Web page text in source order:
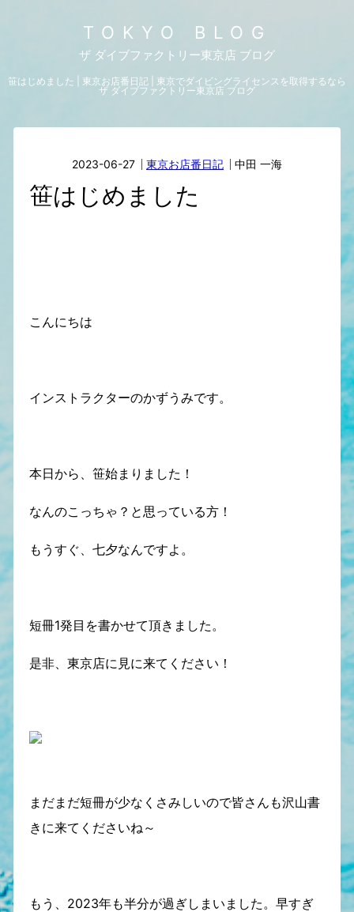
TOKYO BLOG
ザ ダイブファクトリー東京店 ブログ
笹はじめました | 東京お店番日記 | 東京でダイビングライセンスを取得するなら
ザ ダイブファクトリー東京店 ブログ
2023-06-27 東京お店番日記 中田 一海
笹はじめました
こんにちは
インストラクターのかずうみです。
本日から、笹始まりました！
なんのこっちゃ？と思っている方！
もうすぐ、七夕なんですよ。
短冊1発目を書かせて頂きました。
是非、東京店に見に来てください！
まだまだ短冊が少なくさみしいので皆さんも沢山書
きに来てくださいね～
もう、2023年も半分が過ぎしまいました。早すぎ